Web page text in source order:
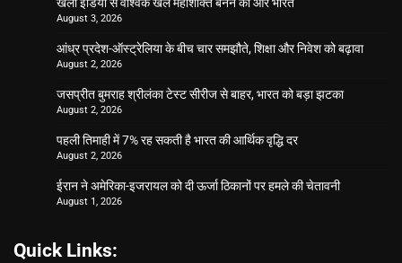
August 3, 2026
आंध्र प्रदेश-ऑस्ट्रेलिया के बीच चार समझौते, शिक्षा और निवेश को बढ़ावा
August 2, 2026
जसप्रीत बुमराह श्रीलंका टेस्ट सीरीज से बाहर, भारत को बड़ा झटका
August 2, 2026
पहली तिमाही में 7% रह सकती है भारत की आर्थिक वृद्धि दर
August 2, 2026
ईरान ने अमेरिका-इजरायल को दी ऊर्जा ठिकानों पर हमले की चेतावनी
August 1, 2026
Quick Links: